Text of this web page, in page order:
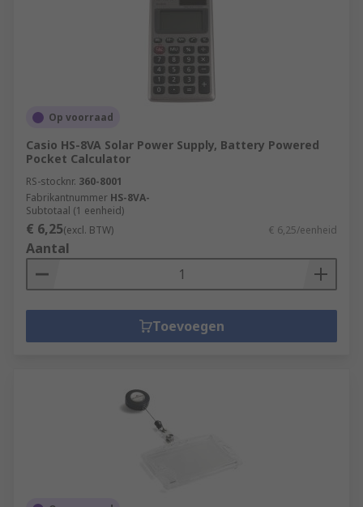
Op voorraad
Casio HS-8VA Solar Power Supply, Battery Powered
Pocket Calculator
RS-stocknr. 360-8001
Fabrikantnummer HS-8VA-
Subtotaal (1 eenheid)
€ 6,25(excl. BTW) € 6,25/eenheid
Aantal
Toevoegen